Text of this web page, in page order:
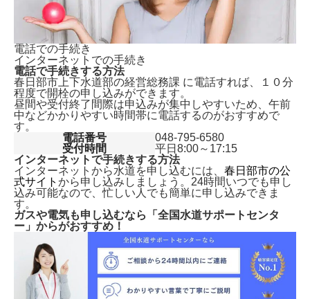
電話での手続き
インターネットでの手続き
電話で手続きする方法
春日部市上下水道部の経営総務課 に電話すれば、
１０分
程度で開栓の申し込みができます。
昼間や受付終了間際は申込みが集中しやすいため、午前
中などかかりやすい時間帯に電話するのがおすすめで
す。
電話番号
048-795-6580
受付時間
平日8:00～17:15
インターネットで手続きする方法
インターネットから水道を申し込むには、 春日部市の公
式サイト から申し込みしましょう。24時間いつでも申し
込み可能なので、忙しい人でも簡単に申し込みできま
す。
ガスや電気も申し込むなら「全国水道サポートセンタ
ー」からがおすすめ！